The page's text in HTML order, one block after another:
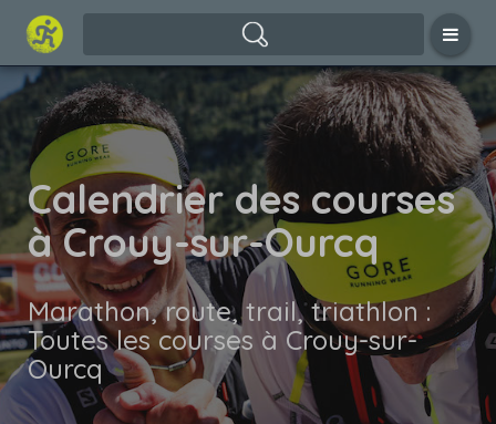
Calendrier des courses
à Crouy-sur-Ourcq
Marathon, route, trail, triathlon :
Toutes les courses à Crouy-sur-
Ourcq